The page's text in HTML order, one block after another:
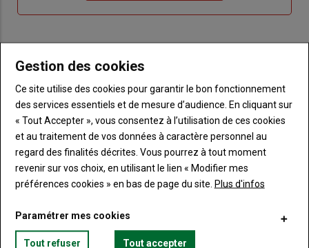
de
me
Sous-
titre
Vous n'êtes pas abonné(e)
BodyChoisissez votre formule et créez votre
compte pour accéder à tout Terre de
Touraine.
Lien Créez un compte
VOUS AIMEREZ AUSSI
Gestion des cookies
Ce site utilise des cookies pour garantir le bon fonctionnement
des services essentiels et de mesure d’audience. En cliquant sur
« Tout Accepter », vous consentez à l’utilisation de ces cookies
et au traitement de vos données à caractère personnel au
regard des finalités décrites. Vous pourrez à tout moment
revenir sur vos choix, en utilisant le lien « Modifier mes
préférences cookies » en bas de page du site. Plus d'infos
Paramétrer mes cookies
Tout refuser Tout accepter